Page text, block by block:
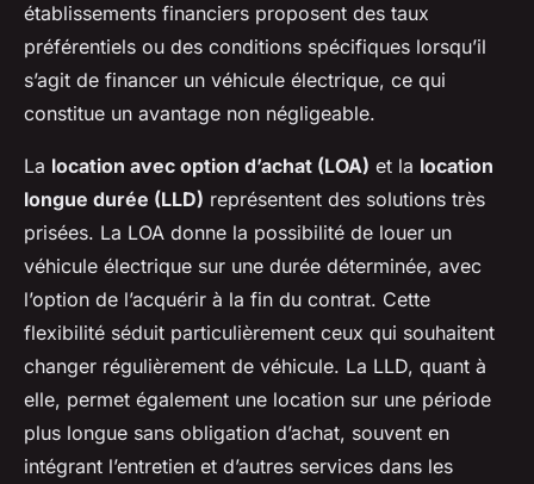
établissements financiers proposent des taux
préférentiels ou des conditions spécifiques lorsqu’il
s’agit de financer un véhicule électrique, ce qui
constitue un avantage non négligeable.
La location avec option d’achat (LOA) et la location
longue durée (LLD) représentent des solutions très
prisées. La LOA donne la possibilité de louer un
véhicule électrique sur une durée déterminée, avec
l’option de l’acquérir à la fin du contrat. Cette
flexibilité séduit particulièrement ceux qui souhaitent
changer régulièrement de véhicule. La LLD, quant à
elle, permet également une location sur une période
plus longue sans obligation d’achat, souvent en
intégrant l’entretien et d’autres services dans les